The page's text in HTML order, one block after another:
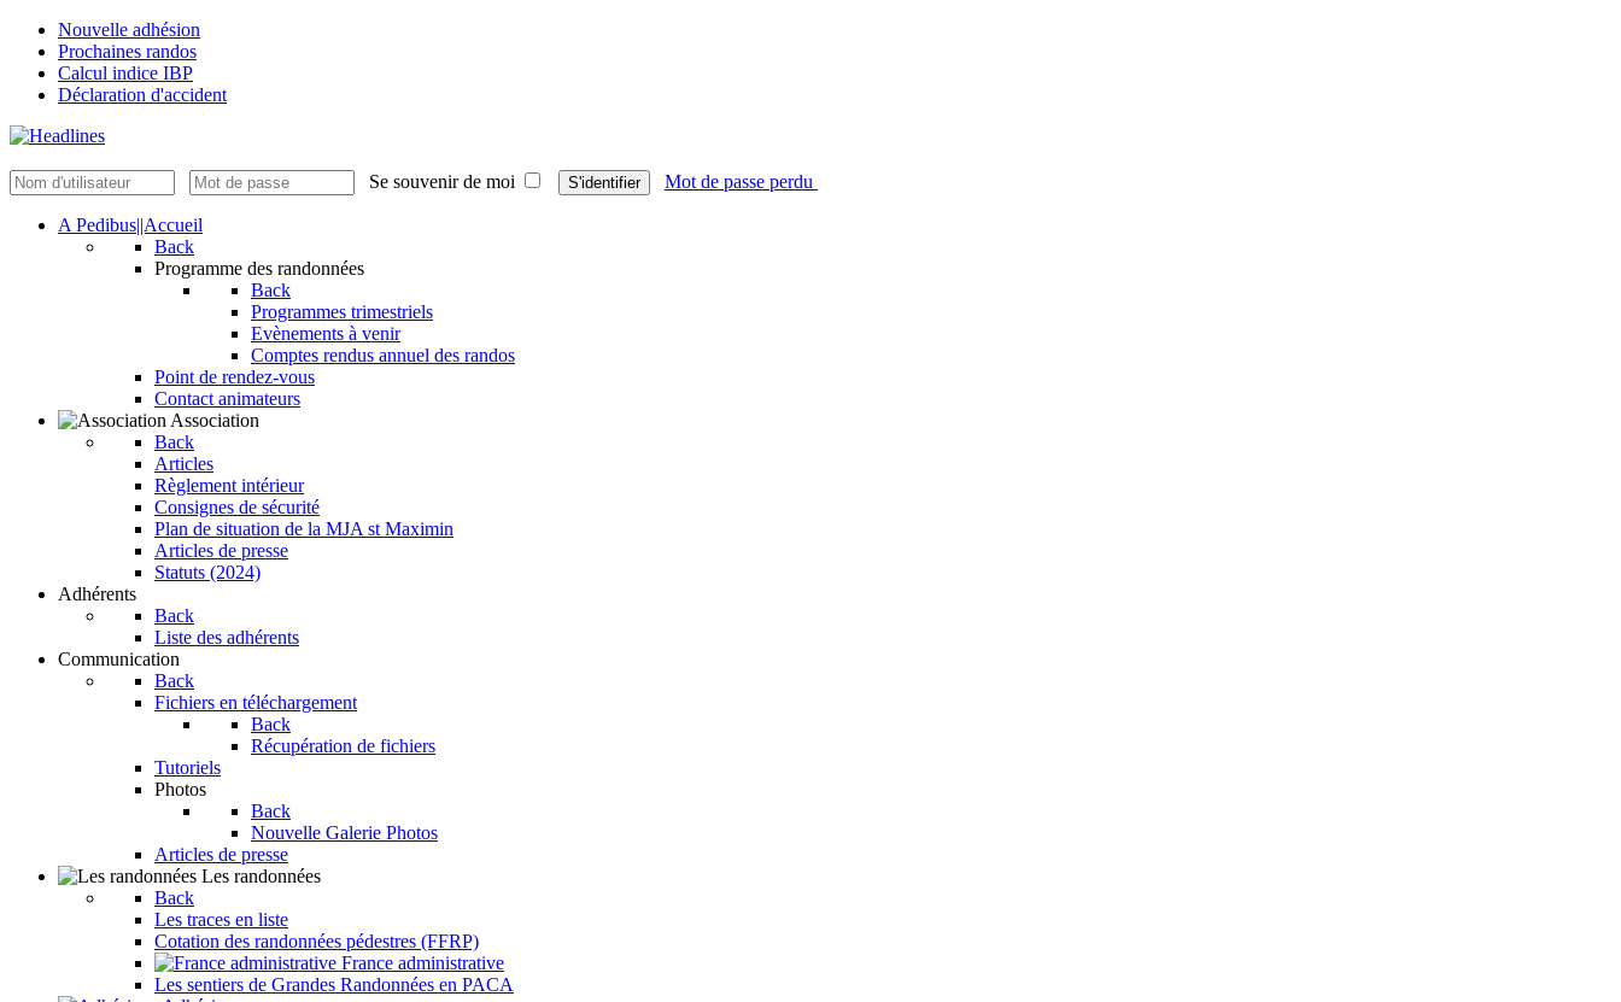
Nouvelle adhésion
Prochaines randos
Calcul indice IBP
Déclaration d'accident
Se souvenir de moi S'identifier Mot de passe perdu
A Pedibus||Accueil
Back
Programme des randonnées
Back
Programmes trimestriels
Evènements à venir
Comptes rendus annuel des randos
Point de rendez-vous
Contact animateurs
Association
Back
Articles
Règlement intérieur
Consignes de sécurité
Plan de situation de la MJA st Maximin
Articles de presse
Statuts (2024)
Adhérents
Back
Liste des adhérents
Communication
Back
Fichiers en téléchargement
Back
Récupération de fichiers
Tutoriels
Photos
Back
Nouvelle Galerie Photos
Articles de presse
Les randonnées
Back
Les traces en liste
Cotation des randonnées pédestres (FFRP)
France administrative
Les sentiers de Grandes Randonnées en PACA